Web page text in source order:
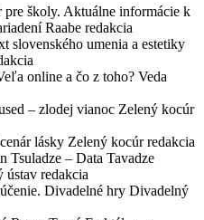
pre školy. Aktuálne informácie k
Raabe redakcia
slovenského umenia a estetiky
online a čo z toho? Veda
– zlodej vianoc Zelený kocúr
lásky Zelený kocúr redakcia
Tsuladze – Data Tavadze
ústav redakcia
Divadelné hry Divadelný